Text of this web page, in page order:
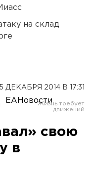
на склад
15 ДЕКАБРЯ 2014 В 17:31
ЕАНовости
свою
в